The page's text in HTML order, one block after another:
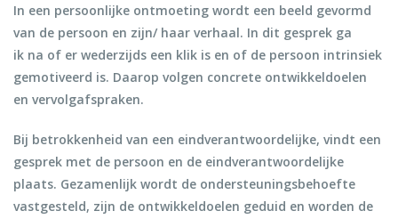
In een persoonlijke ontmoeting wordt een beeld gevormd
van de persoon en zijn/ haar verhaal. In dit gesprek ga
ik na of er wederzijds een klik is en of de persoon intrinsiek
gemotiveerd is. Daarop volgen concrete ontwikkeldoelen
en vervolgafspraken.
Bij betrokkenheid van een eindverantwoordelijke, vindt een
gesprek met de persoon en de eindverantwoordelijke
plaats. Gezamenlijk wordt de ondersteuningsbehoefte
vastgesteld, zijn de ontwikkeldoelen geduid en worden de